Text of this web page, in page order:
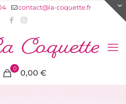
contact@la-coquette.fr
0 0,00 €